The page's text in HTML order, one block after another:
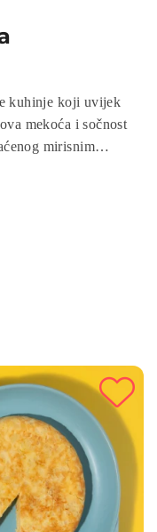
kuhinje koji uvijek
mekoća i sočnost
mirisnim